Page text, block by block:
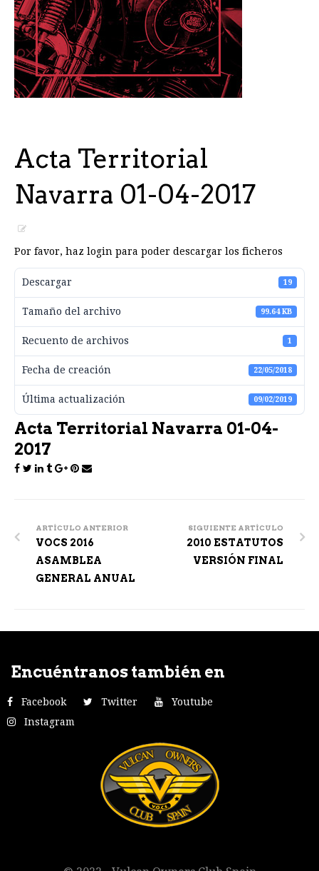
Acta Territorial
Navarra 01-04-2017
Por favor, haz login para poder descargar los ficheros
Descargar 19
Tamaño del archivo 99.64 KB
Recuento de archivos 1
Fecha de creación 22/05/2018
Última actualización 09/02/2019
Acta Territorial Navarra 01-04-
2017
navigation
ARTÍCULO ANTERIOR
VOCS 2016
ASAMBLEA
GENERAL ANUAL
SIGUIENTE ARTÍCULO
2010 ESTATUTOS
VERSIÓN FINAL
Encuéntranos también en
Facebook Twitter
Youtube
Instagram